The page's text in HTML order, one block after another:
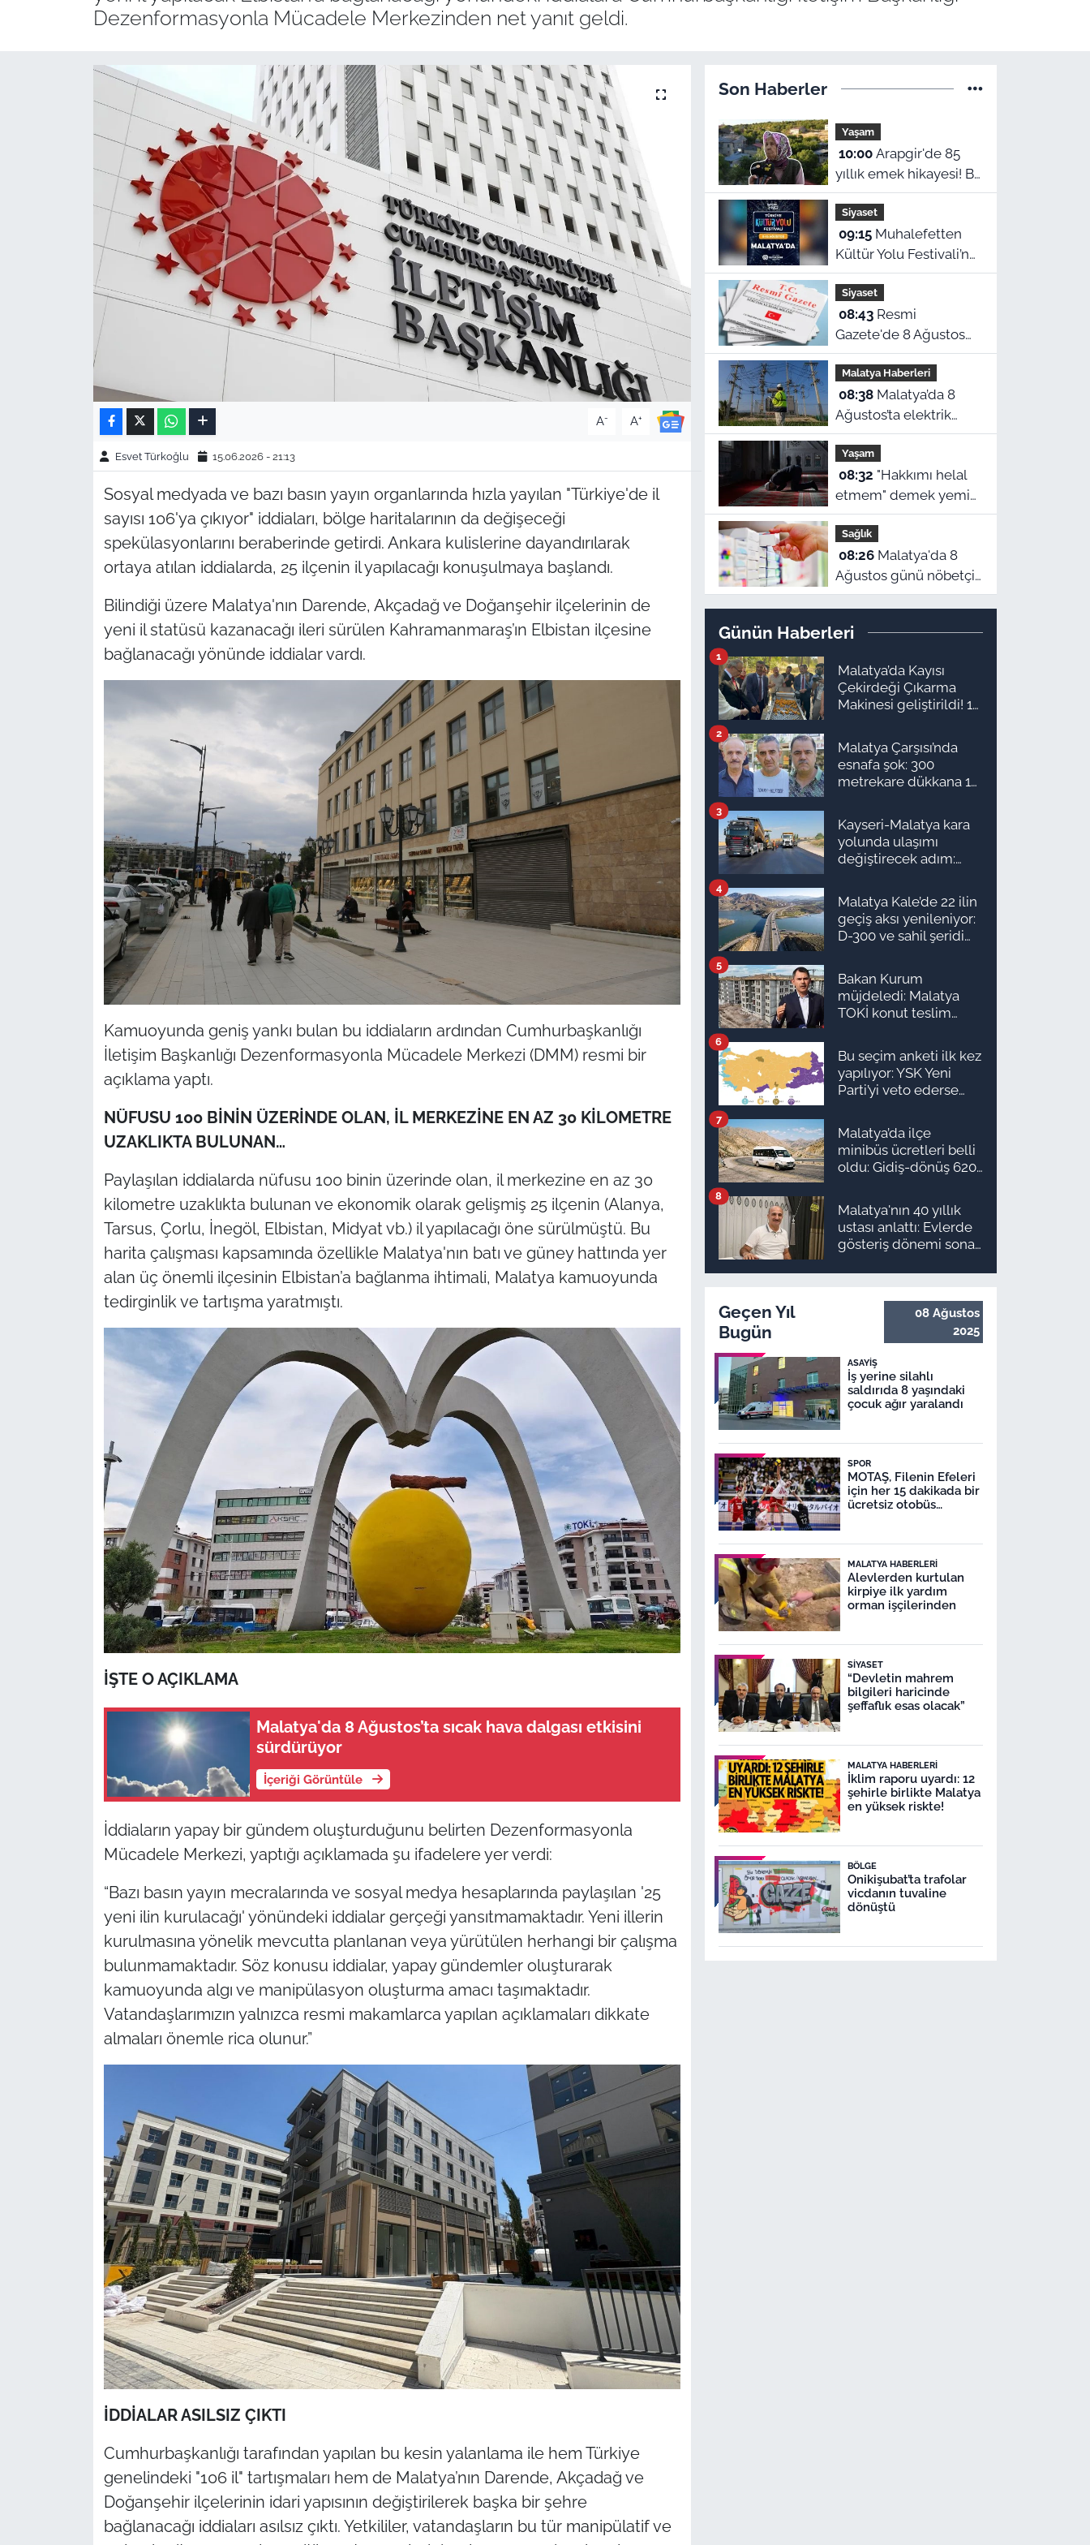
Dezenformasyonla Mücadele Merkezinden net yanıt geldi.
A- A+
Esvet Türkoğlu 15.06.2026 - 21:13
Sosyal medyada ve bazı basın yayın organlarında hızla yayılan "Türkiye'de il
sayısı 106'ya çıkıyor" iddiaları, bölge haritalarının da değişeceği
spekülasyonlarını beraberinde getirdi. Ankara kulislerine dayandırılarak
ortaya atılan iddialarda, 25 ilçenin il yapılacağı konuşulmaya başlandı.
Bilindiği üzere Malatya'nın Darende, Akçadağ ve Doğanşehir ilçelerinin de
yeni il statüsü kazanacağı ileri sürülen Kahramanmaraş’ın Elbistan ilçesine
bağlanacağı yönünde iddialar vardı.
Kamuoyunda geniş yankı bulan bu iddiaların ardından Cumhurbaşkanlığı
İletişim Başkanlığı Dezenformasyonla Mücadele Merkezi (DMM) resmi bir
açıklama yaptı.
NÜFUSU 100 BİNİN ÜZERİNDE OLAN, İL MERKEZİNE EN AZ 30 KİLOMETRE
UZAKLIKTA BULUNAN…
Paylaşılan iddialarda nüfusu 100 binin üzerinde olan, il merkezine en az 30
kilometre uzaklıkta bulunan ve ekonomik olarak gelişmiş 25 ilçenin (Alanya,
Tarsus, Çorlu, İnegöl, Elbistan, Midyat vb.) il yapılacağı öne sürülmüştü. Bu
harita çalışması kapsamında özellikle Malatya'nın batı ve güney hattında yer
alan üç önemli ilçesinin Elbistan’a bağlanma ihtimali, Malatya kamuoyunda
tedirginlik ve tartışma yaratmıştı.
İŞTE O AÇIKLAMA
Malatya'da 8 Ağustos’ta sıcak hava dalgası etkisini
sürdürüyor
İçeriği Görüntüle
İddiaların yapay bir gündem oluşturduğunu belirten Dezenformasyonla
Mücadele Merkezi, yaptığı açıklamada şu ifadelere yer verdi:
“Bazı basın yayın mecralarında ve sosyal medya hesaplarında paylaşılan '25
yeni ilin kurulacağı' yönündeki iddialar gerçeği yansıtmamaktadır. Yeni illerin
kurulmasına yönelik mevcutta planlanan veya yürütülen herhangi bir çalışma
bulunmamaktadır. Söz konusu iddialar, yapay gündemler oluşturarak
kamuoyunda algı ve manipülasyon oluşturma amacı taşımaktadır.
Vatandaşlarımızın yalnızca resmi makamlarca yapılan açıklamaları dikkate
almaları önemle rica olunur.”
İDDİALAR ASILSIZ ÇIKTI
Cumhurbaşkanlığı tarafından yapılan bu kesin yalanlama ile hem Türkiye
genelindeki "106 il" tartışmaları hem de Malatya’nın Darende, Akçadağ ve
Doğanşehir ilçelerinin idari yapısının değiştirilerek başka bir şehre
bağlanacağı iddiaları asılsız çıktı. Yetkililer, vatandaşların bu tür manipülatif ve
Son Haberler
Yaşam
10:00Arapgir'de 85
yıllık emek hikayesi! Bir
ömrü Onar köyüne
adadı
Siyaset
09:15Muhalefetten
Kültür Yolu Festivali’ne
eleştiri
Siyaset
08:43Resmi
Gazete'de 8 Ağustos
yayımlanan kararlar
belli oldu
Malatya Haberleri
08:38Malatya’da 8
Ağustos’ta elektrik
kesintisi yaşanacak
ilçeler ve mahalleler
Yaşam
08:32
etmem" demek yemin
sayılır mı? Malatya 8
Ağustos namaz
vakitleri
Sağlık
08:26Malatya'da 8
Ağustos günü nöbetçi
eczaneler belli oldu
Günün Haberleri
Malatya’da Kayısı
Çekirdeği Çıkarma
Makinesi geliştirildi! 16
1
Malatya Çarşısı’nda
esnafa şok: 300
metrekare dükkana 1
2
Kayseri-Malatya kara
yolunda ulaşımı
değiştirecek adım:
3
Malatya Kale’de 22 ilin
geçiş aksı yenileniyor:
D-300 ve sahil şeridi
4
Bakan Kurum
müjdeledi: Malatya
TOKİ konut teslim
ilçe ilçe teslimat
takvimi ve ödeme
planı
5
Bu seçim anketi ilk kez
yapılıyor: YSK Yeni
Parti’yi veto ederse
olur?
6
Malatya’da ilçe
minibüs ücretleri belli
oldu: Gidiş-dönüş 620
7
Malatya'nın 40 yıllık
ustası anlattı: Evlerde
gösteriş dönemi sona
8
Geçen Yıl
Bugün
08 Ağustos
2025
ASAYIŞ
İş yerine silahlı
saldırıda 8 yaşındaki
çocuk ağır yaralandı
SPOR
MOTAŞ, Filenin Efeleri
için her 15 dakikada bir
ücretsiz otobüs
MALATYA HABERLERI
Alevlerden kurtulan
kirpiye ilk yardım
orman işçilerinden
SIYASET
“Devletin mahrem
bilgileri haricinde
şeffaflık esas olacak”
MALATYA HABERLERI
İklim raporu uyardı: 12
şehirle birlikte Malatya
en yüksek riskte!
BÖLGE
Onikişubat’ta trafolar
vicdanın tuvaline
dönüştü